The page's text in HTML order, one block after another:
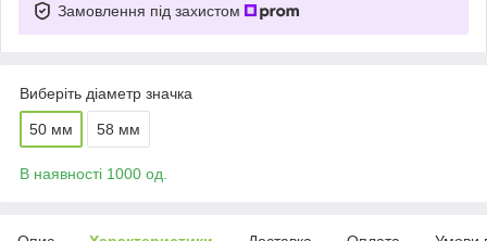
Замовлення під захистом
Виберіть діаметр значка
50 мм 58 мм
В наявності 1000 од.